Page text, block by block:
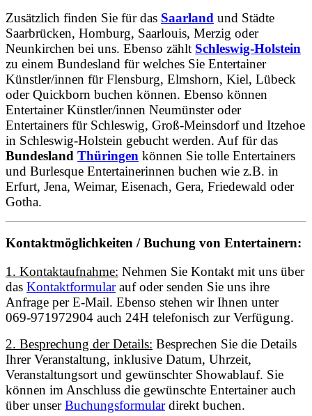
Zusätzlich finden Sie für das Saarland und Städte
Saarbrücken, Homburg, Saarlouis, Merzig oder
Neunkirchen bei uns. Ebenso zählt Schleswig-Holstein
zu einem Bundesland für welches Sie Entertainer
Künstler/innen für Flensburg, Elmshorn, Kiel, Lübeck
oder Quickborn buchen können. Ebenso können
Entertainer Künstler/innen Neumünster oder
Entertainers für Schleswig, Groß-Meinsdorf und Itzehoe
in Schleswig-Holstein gebucht werden. Auf für das
Bundesland Thüringen können Sie tolle Entertainers
und Burlesque Entertainerinnen buchen wie z.B. in
Erfurt, Jena, Weimar, Eisenach, Gera, Friedewald oder
Gotha.
Kontaktmöglichkeiten / Buchung von Entertainern:
1. Kontaktaufnahme: Nehmen Sie Kontakt mit uns über
das Kontaktformularauf oder senden Sie uns ihre
Anfrage per E-Mail. Ebenso stehen wir Ihnen unter
069-971972904 auch 24H telefonisch zur Verfügung.
2. Besprechung der Details: Besprechen Sie die Details
Ihrer Veranstaltung, inklusive Datum, Uhrzeit,
Veranstaltungsort und gewünschter Showablauf. Sie
können im Anschluss die gewünschte Entertainer auch
über unserBuchungsformulardirekt buchen.